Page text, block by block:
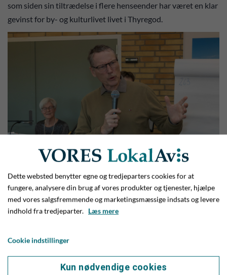
som siden sin tiltrædelse i flere henseender har været en klar
gevinst for by- og kulturlivet livet i Thyregod.
Det var den lokale sognepræste, Morten Krabbe, der stod for
udvælgelsen og præsentationen af sangene. Og det var som
altid, når Morten Krabbe er ved roret, en stor fornøjelse.
Foto: Jim Hoff
Naturligvis startede man med ’Vær Velkommen Herrens År’,
hvor forfatteren til denne klassiker, Grundtvig, jo på mange
Dette websted benytter egne og tredjeparters cookies for at
fungere, analysere din brug af vores produkter og tjenester, hjælpe
med vores salgsfremmende og marketingsmæssige indsats og levere
indhold fra tredjeparter. Læs mere
Cookie indstillinger
Kun nødvendige cookies